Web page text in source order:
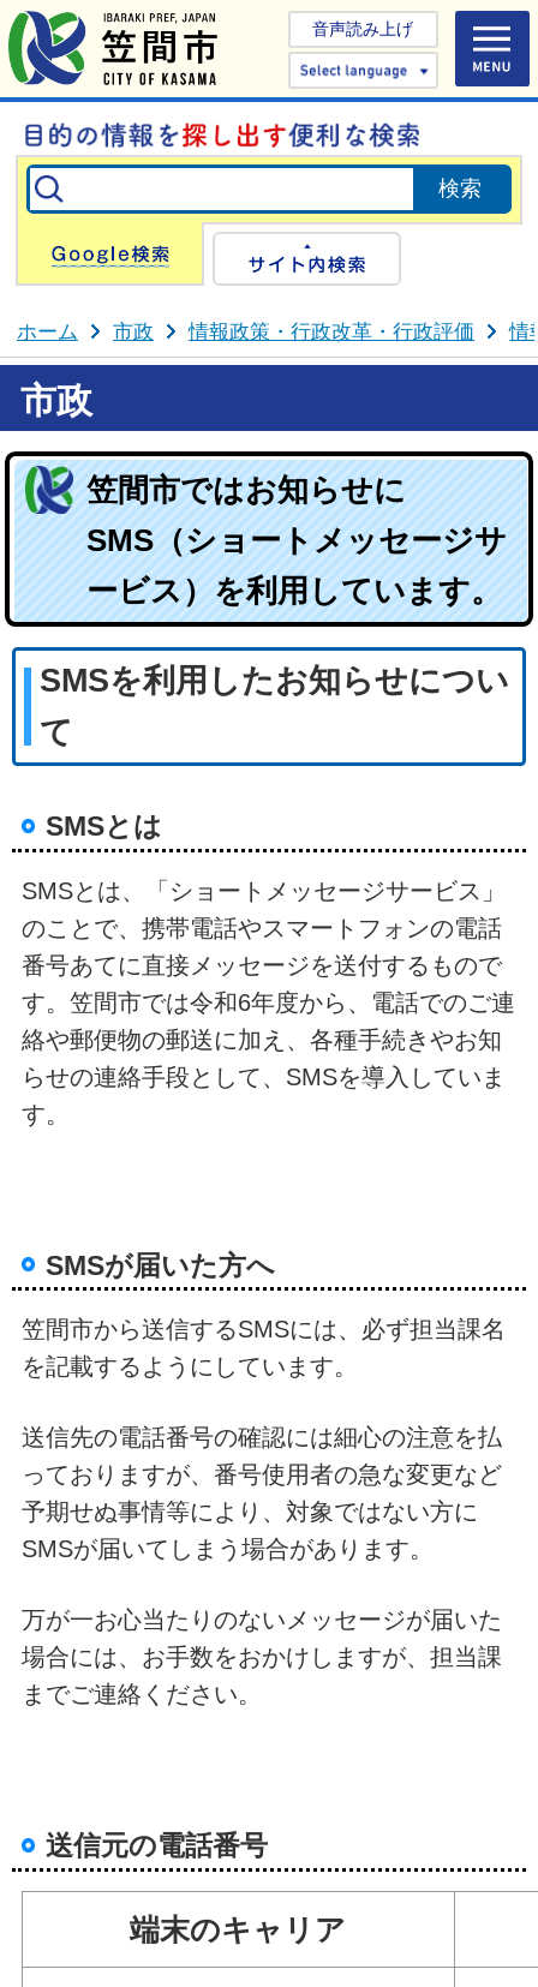
音声読み上げ
Select
Google検索
ホーム 市政 情報政策・行政改革・行政評価 情
市政
笠間市ではお知らせに
SMS（ショートメッセージサ
ービス）を利用しています。
SMSを利用したお知らせについ
て
SMSとは
SMSとは、「ショートメッセージサービス」
のことで、携帯電話やスマートフォンの電話
番号あてに直接メッセージを送付するもので
す。笠間市では令和6年度から、電話でのご連
絡や郵便物の郵送に加え、各種手続きやお知
らせの連絡手段として、SMSを導入していま
す。
SMSが届いた方へ
笠間市から送信するSMSには、必ず担当課名
を記載するようにしています。
送信先の電話番号の確認には細心の注意を払
っておりますが、番号使用者の急な変更など
予期せぬ事情等により、対象ではない方に
SMSが届いてしまう場合があります。
万が一お心当たりのないメッセージが届いた
場合には、お手数をおかけしますが、担当課
までご連絡ください。
送信元の電話番号
端末のキャリア